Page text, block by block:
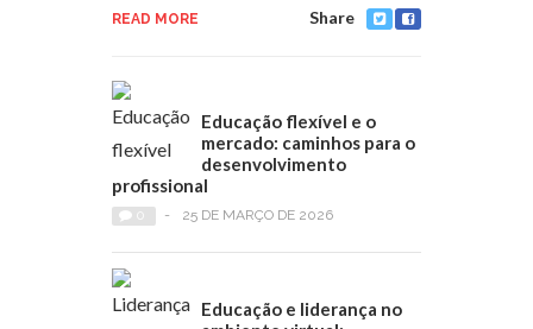
READ MORE Share
Educação flexível e o
mercado: caminhos para o
desenvolvimento
profissional
- 25 DE MARÇO DE 2026
Educação e liderança no